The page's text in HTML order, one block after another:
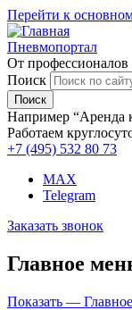
Перейти к
Пневмопортал
От профессионалов
Поиск
Например “Аренда
Работаем
+7 (495) 532 80 73
MAX
Telegram
Заказать звонок
Главное
Показать —